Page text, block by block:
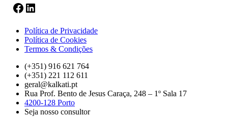
Facebook
LinkedIn
Política de Privacidade
Política de Cookies
Termos & Condições
(+351) 916 621 764
(+351) 221 112 611
geral@kalkati.pt
Rua Prof. Bento de Jesus Caraça, 248 – 1º Sala 17
4200-128 Porto
Seja nosso consultor